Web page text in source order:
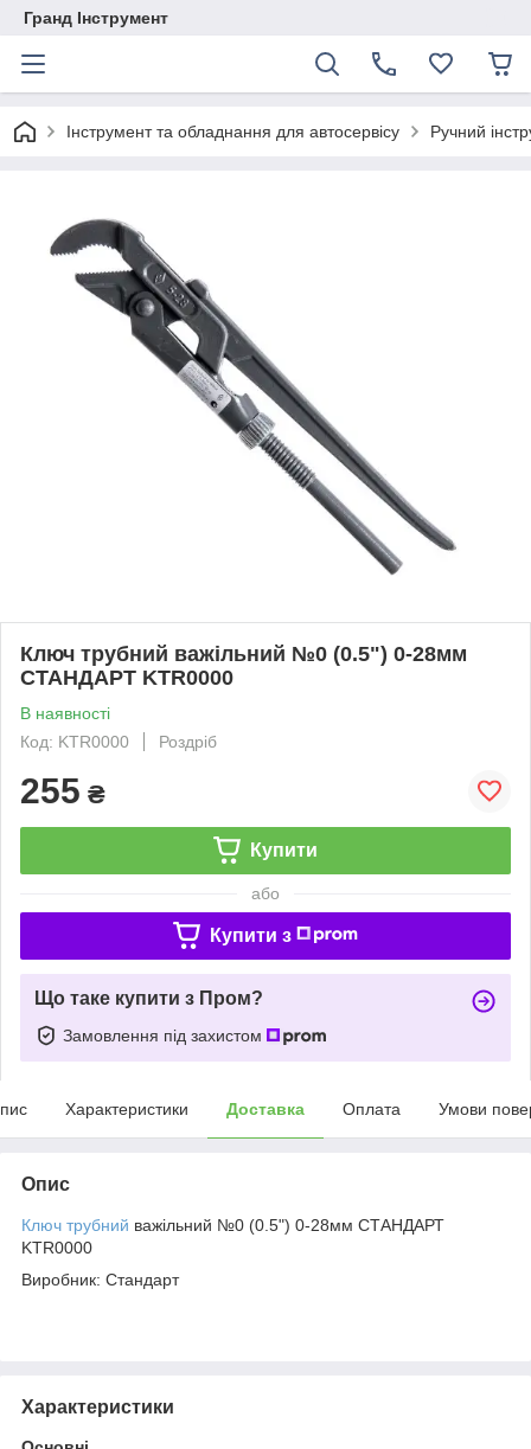
Гранд Інструмент
Інструмент та обладнання для автосервісу Ручний
Ключ трубний важільний №0 (0.5") 0-28мм
СТАНДАРТ KTR0000
В наявності
Код: KTR0000
Роздріб
255 ₴
Купити
або
Купити з
Що таке купити з Пром?
Замовлення під захистом
Характеристики Доставка Оплата Умови
Опис
Ключ трубний важільний №0 (0.5") 0-28мм СТАНДАРТ
KTR0000
Виробник: Стандарт
Характеристики